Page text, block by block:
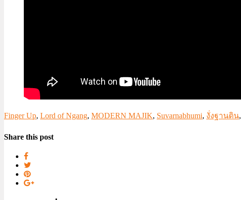
Finger Up, Lord of Ngang, MODERN MAJIK, Suvarnabhumi, งั่งฐานดิน,
Share this post